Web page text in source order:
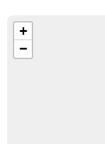
+
−